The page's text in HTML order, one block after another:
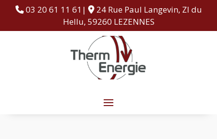
03 20 61 11 61|
24 Rue Paul Langevin, ZI du
Hellu, 59260 LEZENNES